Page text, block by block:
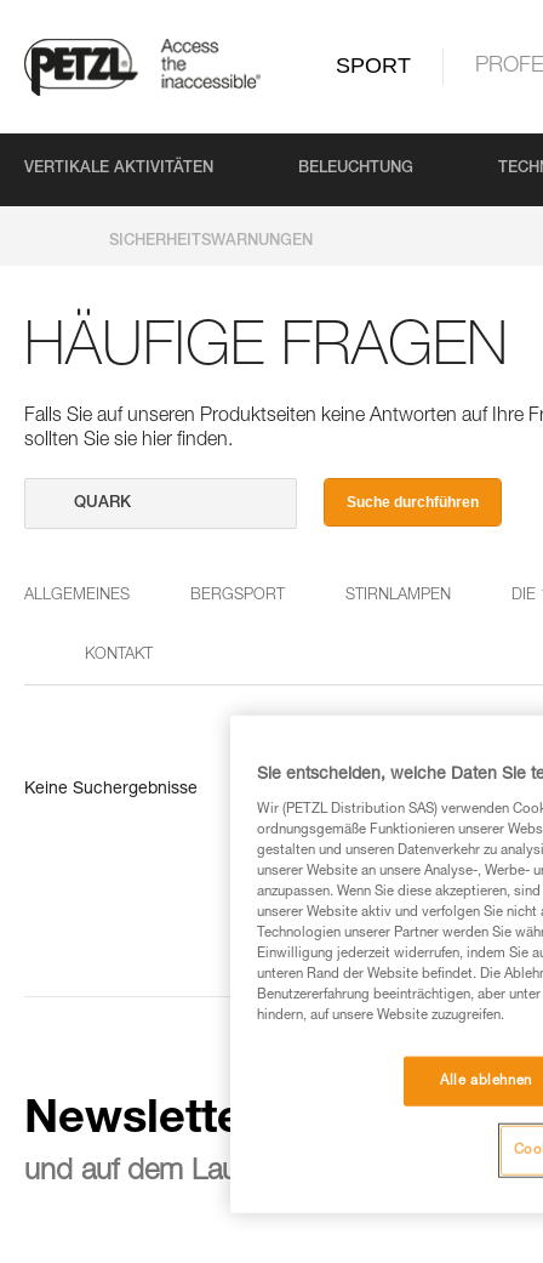
SPORT
VERTIKALE AKTIVITÄTEN BELEUCHTUNG
SICHERHEITSWARNUNGEN
HÄUFIGE FRAGEN
Falls Sie auf unseren Produktseiten keine Antworten auf Ihre
sollten Sie sie hier finden.
Suche durchführen
ALLGEMEINES BERGSPORT STIRNLAMPEN DIE
KONTAKT
Keine Suchergebnisse
Newsletter abonnieren
und auf dem Laufenden bleiben
Sie entscheiden, welche Daten Sie
Wir (PETZL Distribution SAS) verwenden
ordnungsgemäße Funktionieren unserer
gestalten und unseren Datenverkehr zu
unserer Website an unsere Analyse-, Werbe-
anzupassen. Wenn Sie diese akzeptieren,
unserer Website aktiv und verfolgen Sie
Technologien unserer Partner werden Sie
Einwilligung jederzeit widerrufen, indem Sie
unteren Rand der Website befindet. Die
Benutzererfahrung beeinträchtigen, aber
hindern, auf unsere Website zuzugreifen.
Alle ablehnen